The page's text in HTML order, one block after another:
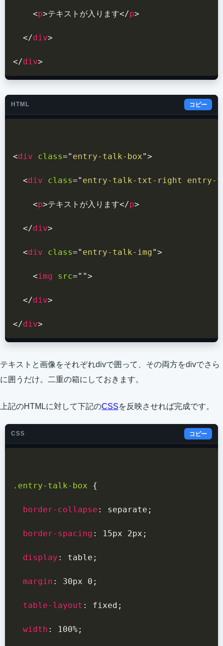
<p>テキストが入ります</p>
</div>
</div>
HTML コピー
<div class=" entry-talk-box">
<div class=" entry-talk-txt-right entry-
<p>テキストが入ります</p>
</div>
<div class=" entry-talk-img">
<img src=" ">
</div>
</div>
テキストと画像をそれぞれdivで囲って、その両方をdivでさら
に囲うだけ。二重の箱にしておきます。
上記のHTMLに対して下記のCSSを反映させれば完成です。
CSS コピー
.entry-talk-box {
border-collapse : separate ;
border-spacing : 15px 2px ;
display : table ;
margin : 30px 0 ;
table-layout : fixed ;
width : 100%;